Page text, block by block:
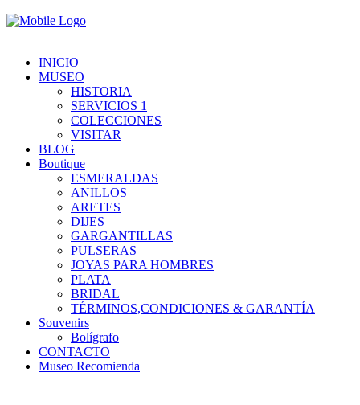
INICIO
MUSEO
HISTORIA
SERVICIOS 1
COLECCIONES
VISITAR
BLOG
Boutique
ESMERALDAS
ANILLOS
ARETES
DIJES
GARGANTILLAS
PULSERAS
JOYAS PARA HOMBRES
PLATA
BRIDAL
TÉRMINOS,CONDICIONES & GARANTÍA
Souvenirs
Bolígrafo
CONTACTO
Museo Recomienda